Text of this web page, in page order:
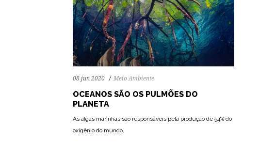
08 jun 2020 Meio Ambiente
OCEANOS SÃO OS PULMÕES DO
PLANETA
As algas marinhas são responsáveis pela produção de 54% do
oxigênio do mundo.